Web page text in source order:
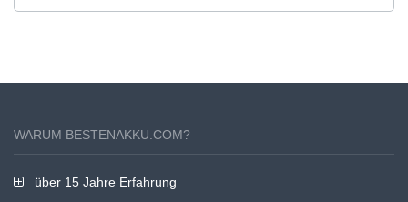
WARUM BESTENAKKU.COM?
über 15 Jahre Erfahrung